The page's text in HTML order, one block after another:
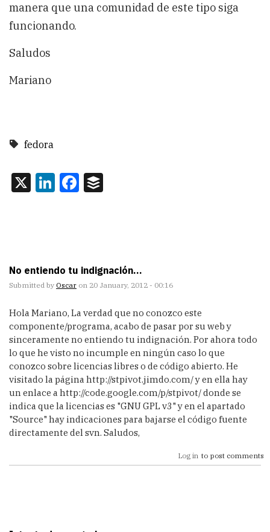
manera que una comunidad de este tipo siga
funcionando.
Saludos
Mariano
fedora
X LinkedIn
Facebook
No entiendo tu indignación...
Submitted by Oscar on 20 January, 2012 - 00:16
Hola Mariano, La verdad que no conozco este
componente/programa, acabo de pasar por su web y
sinceramente no entiendo tu indignación. Por ahora todo
lo que he visto no incumple en ningún caso lo que
conozco sobre licencias libres o de código abierto. He
visitado la página http://stpivot.jimdo.com/ y en ella hay
un enlace a http://code.google.com/p/stpivot/ donde se
indica que la licencias es "GNU GPL v3" y en el apartado
"Source" hay indicaciones para bajarse el código fuente
directamente del svn. Saludos,
Log in to post comments